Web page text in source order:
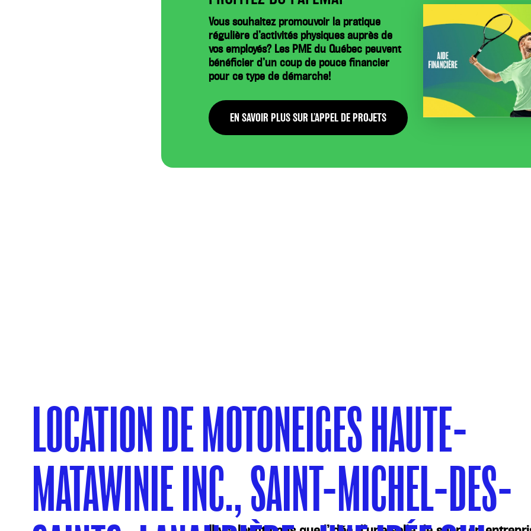
Vous souhaitez promouvoir la pratique
régulière d’activités physiques auprès de
vos employés? Les PME du Québec peuvent
bénéficier d’un coup de pouce financier
pour ce type de démarche!
EN SAVOIR PLUS SUR L’APPEL DE PROJETS
LOCATION DE MOTONEIGES HAUTE-
MATAWINIE INC., SAINT-MICHEL-DES-